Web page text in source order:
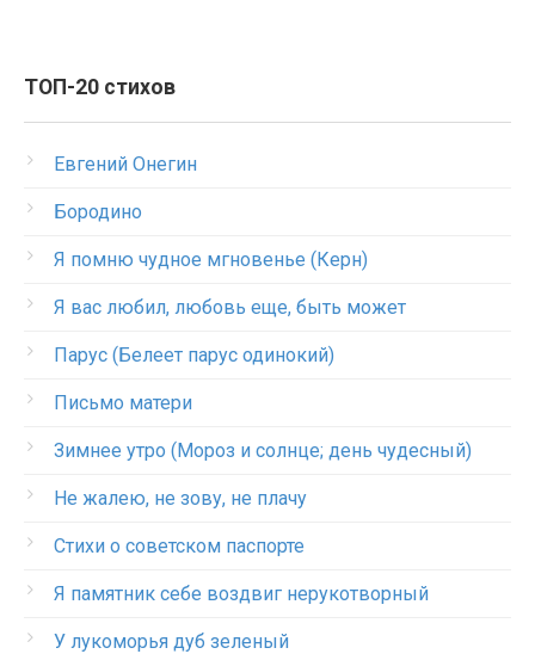
ТОП-20 стихов
Евгений Онегин
Бородино
Я помню чудное мгновенье (Керн)
Я вас любил, любовь еще, быть может
Парус (Белеет парус одинокий)
Письмо матери
Зимнее утро (Мороз и солнце; день чудесный)
Не жалею, не зову, не плачу
Стихи о советском паспорте
Я памятник себе воздвиг нерукотворный
У лукоморья дуб зеленый